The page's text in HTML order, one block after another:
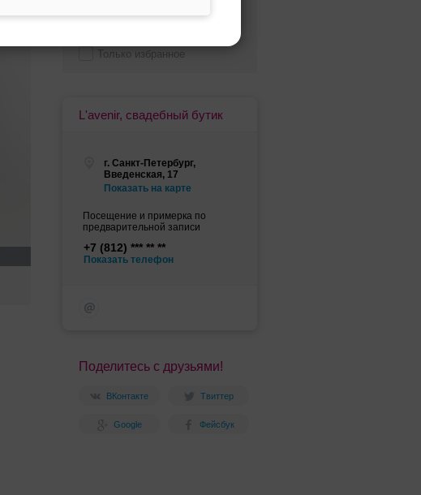
Только избранное
L'avenir, свадебный бутик
г. Санкт-Петербург,
Введенская, 17
Показать на карте
Посещение и примерка по
предварительной записи
+7 (812)
Показать телефон
Поделитесь с друзьями!
ВКонтакте Твиттер
Google Фейсбук